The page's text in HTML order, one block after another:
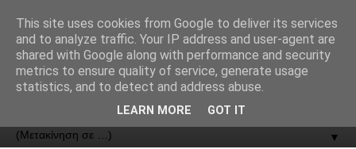
ΟΔΟΣ
▼
This site uses cookies from Google to deliver its services
and to analyze traffic. Your IP address and user-agent are
shared with Google along with performance and security
metrics to ensure quality of service, generate usage
statistics, and to detect and address abuse.
LEARN MORE GOT IT